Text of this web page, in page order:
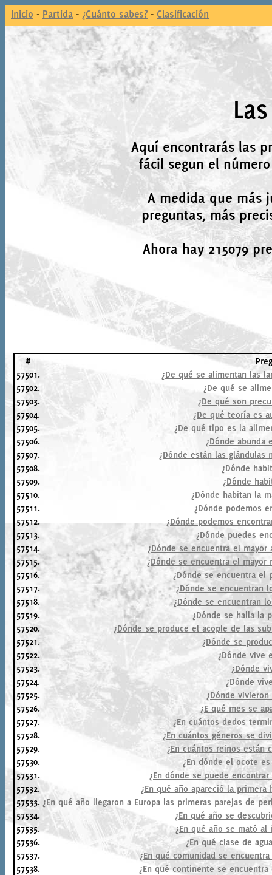
Inicio - Partida - ¿Cuánto sabes? - Clasificación
Aquí encontrarás las
fácil segun el
A medida que más
preguntas, más
Ahora hay 215079
#
57501.
¿De qué se alimentan las
57502.
¿De qué se
57503.
¿De qué son
57504.
¿De qué teoría es
57505.
¿De qué tipo es la
57506.
¿Dónde abunda
57507.
¿Dónde están las glándulas
57508.
¿Dónde
57509.
¿Dónde
57510.
¿Dónde habitan la
57511.
¿Dónde podemos
57512.
¿Dónde podemos
57513.
¿Dónde puedes
57514.
¿Dónde se encuentra el
57515.
¿Dónde se encuentra el mayor
57516.
¿Dónde se encuentra el
57517.
¿Dónde se encuentran
57518.
¿Dónde se encuentran
57519.
¿Dónde se halla la
57520.
¿Dónde se produce el acople de las
57521.
¿Dónde se
57522.
¿Dónde vive
57523.
¿Dónde
57524.
¿Dónde
57525.
¿Dónde
57526.
¿E qué mes se
57527.
¿En cuántos dedos
57528.
¿En cuántos géneros se
57529.
¿En cuántos reinos están
57530.
¿En dónde el ocote
57531.
¿En dónde se puede
57532.
¿En qué año apareció la
57533. ¿En qué año llegaron a Europa las primeras parejas de
57534.
¿En qué año se
57535.
¿En qué año se mató al
57536.
¿En qué clase de
57537.
¿En qué comunidad se
57538.
¿En qué continente se